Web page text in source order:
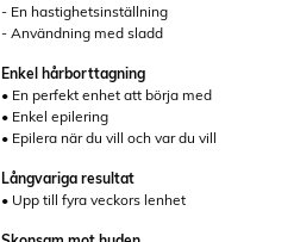
- En hastighetsinställning
- Användning med sladd
Enkel hårborttagning
• En perfekt enhet att börja med
• Enkel epilering
• Epilera när du vill och var du vill
Långvariga resultat
• Upp till fyra veckors lenhet